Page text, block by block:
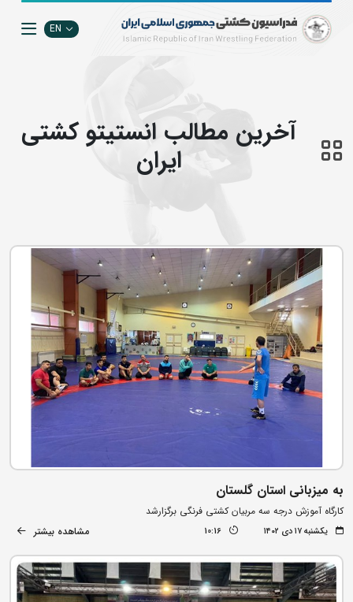
EN
آخرین مطالب انستيتو كشتي
ايران
به میزبانی استان گلستان
کارگاه آموزش درجه سه مربیان کشتی فرنگی برگزارشد
یکشنبه ۱۷ دی ۱۴۰۲ 10:16 مشاهده بیشتر